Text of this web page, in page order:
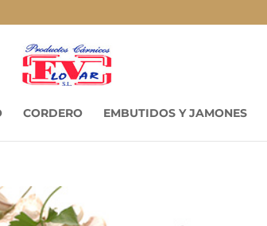
CORDERO EMBUTIDOS Y JAMONES